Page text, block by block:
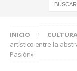
INICIO CULTURA
artístico entre la
Pasión»